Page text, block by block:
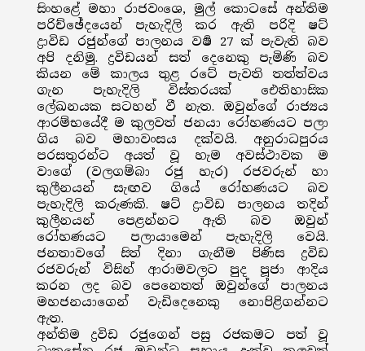
සිංහළේ මහා රාජවංශෙ, මුල් කොටසේ අන්තිම
පරිච්ඡේදයෙන් පැහැදිලි කර ඇති පරිදි ෂට්
ද්‍රාවිඩ රජුන්ගේ පාලනය වර්‍ෂ 27 ක් පැවැති බව
අපි දනිමු. ද්‍රවිඩයන් සත් දෙනෙකු පැමිණි බව
කියන මේ කාලය තුළ රටේ පැවති තත්ත්වය
ගැන පැහැදිලි විස්තරයක් ඓතිහාසික
ලේඛනයක සටහන් වී නැත. ඔවුන්ගේ රාජ්‍යය
ආරම්භයේදී ම කුලවත් ජනයා රෝහණයට පලා
ගිය බව මහාවංසය දක්වයි. අනුරාධපුරය
පරසතුරන්ට අයත් වූ හැම අවස්ථාවක ම
වාගේ (වලගම්බා රජු හැර) රජවරුන් හා
කුලීනයන් සැඟව ගියේ රෝහණයට බව
පැහැදිලි කරුණකි. ෂට් ද්‍රාවිඩ පාලනය තදින්
කුලීනයන් පෙළන්නට ඇති බව ඔවුන්
රෝහණයට පලායාමෙන් පැහැදිලි වෙයි.
ජනතාවගේ සිත් දිනා ගැනීම පිණිස ද්‍රවිඩ
රජවරුන් විසින් ආරාමවලට පුද පූජා ආදිය
කරන ලද බව පෙනෙතත් ඔවුන්ගේ පාලනය
මහජනයාගෙන් වැඩිදෙනෙකු නොපිළිගන්නට
ඇත.
අන්තිම ද්‍රවිඩ රජුගෙන් පසු රජකමට පත් වූ